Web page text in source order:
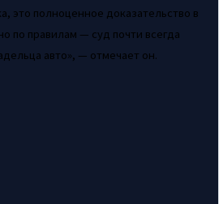
это полноценное доказательство в
по правилам — суд почти всегда
авто», — отмечает он.